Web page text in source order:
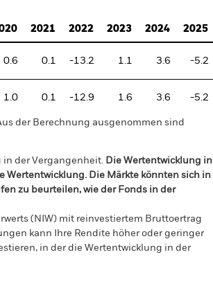
2021 2022 2023 2024 2025
0.6 0.1 -13.2 1.1 3.6 -5.2
1.0 0.1 -12.9 1.6 3.6 -5.2
der Berechnung ausgenommen sind
in der Vergangenheit. Die Wertentwicklung in
Die Märkte könnten sich in
zu beurteilen, wie der Fonds in der
(NIW) mit reinvestiertem Bruttoertrag
kann Ihre Rendite höher oder geringer
in der die Wertentwicklung in der